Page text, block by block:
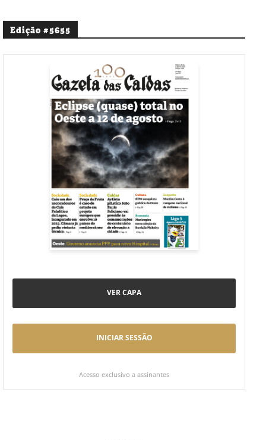
Edição #5655
VER CAPA
INICIAR SESSÃO
Acesso exclusivo a assinantes